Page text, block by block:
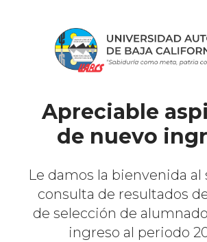
Apreciable
de nuevo
Le damos la bienvenida
consulta de resultados
de selección de
ingreso al periodo